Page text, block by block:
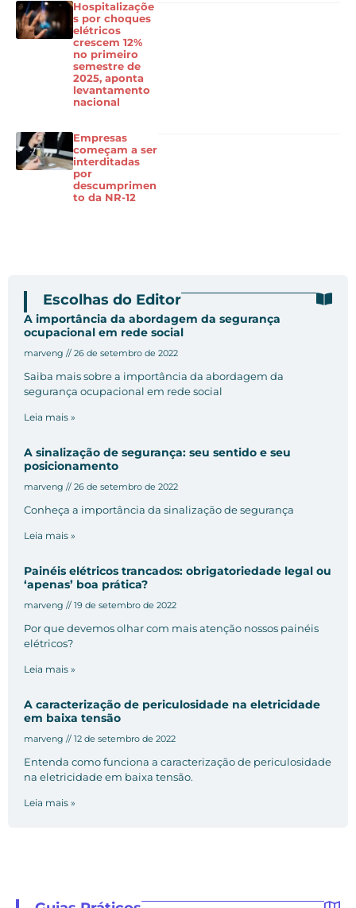
Hospitalizaçõe
s por choques
elétricos
crescem 12%
no primeiro
semestre de
2025, aponta
levantamento
nacional
Empresas
começam a ser
interditadas
por
descumprimen
to da NR-12
Escolhas do Editor
A importância da abordagem da segurança
ocupacional em rede social
marveng 26 de setembro de 2022
Saiba mais sobre a importância da abordagem da
segurança ocupacional em rede social
Leia mais »
A sinalização de segurança: seu sentido e seu
posicionamento
marveng 26 de setembro de 2022
Conheça a importância da sinalização de segurança
Leia mais »
Painéis elétricos trancados: obrigatoriedade legal ou
‘apenas’ boa prática?
marveng 19 de setembro de 2022
Por que devemos olhar com mais atenção nossos painéis
elétricos?
Leia mais »
A caracterização de periculosidade na eletricidade
em baixa tensão
marveng 12 de setembro de 2022
Entenda como funciona a caracterização de periculosidade
na eletricidade em baixa tensão.
Leia mais »